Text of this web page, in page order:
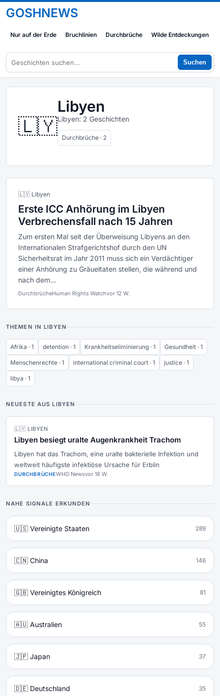
GOSHNEWS
Nur auf der Erde Bruchlinien Durchbrüche Wilde Entdeckungen
Suchen
🇱🇾
Libyen
Libyen: 2 Geschichten
Durchbrüche · 2
🇱🇾 Libyen
Erste ICC Anhörung im Libyen
Verbrechensfall nach 15 Jahren
Zum ersten Mal seit der Überweisung Libyens an den
Internationalen Strafgerichtshof durch den UN
Sicherheitsrat im Jahr 2011 muss sich ein Verdächtiger
einer Anhörung zu Gräueltaten stellen, die während und
nach dem...
DurchbrücheHuman Rights Watchvor 12 W.
THEMEN IN LIBYEN
Afrika · 1 detention · 1 Krankheitseliminierung · 1 Gesundheit · 1
Menschenrechte · 1 international criminal court · 1 justice · 1
libya · 1
NEUESTE AUS LIBYEN
🇱🇾 LIBYEN
Libyen besiegt uralte Augenkrankheit Trachom
Libyen hat das Trachom, eine uralte bakterielle Infektion und
weltweit häufigste infektiöse Ursache für Erblin
DURCHBRÜCHEWHO Newsvor 18 W.
NAHE SIGNALE ERKUNDEN
🇺🇸 Vereinigte Staaten 289
🇨🇳 China 146
🇬🇧 Vereinigtes Königreich 81
🇦🇺 Australien 55
🇯🇵 Japan 37
🇩🇪 Deutschland 35